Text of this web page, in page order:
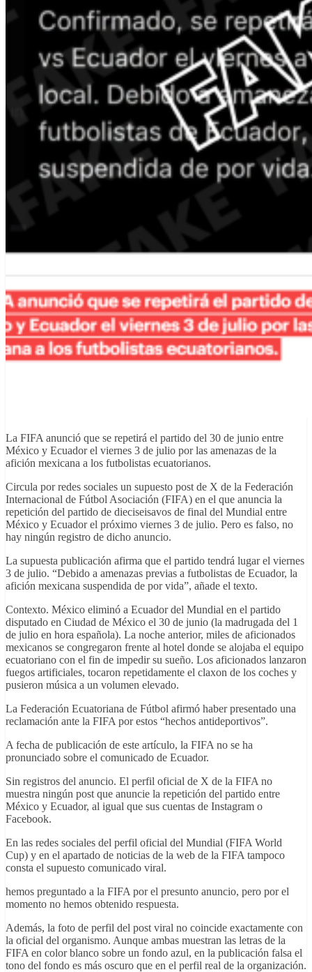
La FIFA anunció que se repetirá el partido del 30 de junio entre
México y Ecuador el viernes 3 de julio por las amenazas de la
afición mexicana a los futbolistas ecuatorianos.
Circula por redes sociales un supuesto post de X de la Federación
Internacional de Fútbol Asociación (FIFA) en el que anuncia la
repetición del partido de dieciseisavos de final del Mundial entre
México y Ecuador el próximo viernes 3 de julio. Pero es falso, no
hay ningún registro de dicho anuncio.
La supuesta publicación afirma que el partido tendrá lugar el viernes
3 de julio. “Debido a amenazas previas a futbolistas de Ecuador, la
afición mexicana suspendida de por vida”, añade el texto.
Contexto. México eliminó a Ecuador del Mundial en el partido
disputado en Ciudad de México el 30 de junio (la madrugada del 1
de julio en hora española). La noche anterior, miles de aficionados
mexicanos se congregaron frente al hotel donde se alojaba el equipo
ecuatoriano con el fin de impedir su sueño. Los aficionados lanzaron
fuegos artificiales, tocaron repetidamente el claxon de los coches y
pusieron música a un volumen elevado.
La Federación Ecuatoriana de Fútbol afirmó haber presentado una
reclamación ante la FIFA por estos “hechos antideportivos”.
A fecha de publicación de este artículo, la FIFA no se ha
pronunciado sobre el comunicado de Ecuador.
Sin registros del anuncio. El perfil oficial de X de la FIFA no
muestra ningún post que anuncie la repetición del partido entre
México y Ecuador, al igual que sus cuentas de Instagram o
Facebook.
En las redes sociales del perfil oficial del Mundial (FIFA World
Cup) y en el apartado de noticias de la web de la FIFA tampoco
consta el supuesto comunicado viral.
hemos preguntado a la FIFA por el presunto anuncio, pero por el
momento no hemos obtenido respuesta.
Además, la foto de perfil del post viral no coincide exactamente con
la oficial del organismo. Aunque ambas muestran las letras de la
FIFA en color blanco sobre un fondo azul, en la publicación falsa el
tono del fondo es más oscuro que en el perfil real de la organización.